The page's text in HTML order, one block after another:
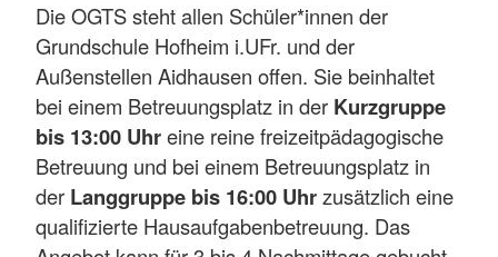
Die OGTS steht allen Schüler*innen der
Grundschule Hofheim i.UFr. und der
Außenstellen Aidhausen offen. Sie beinhaltet
bei einem Betreuungsplatz in der Kurzgruppe
bis 13:00 Uhreine reine freizeitpädagogische
Betreuung und bei einem Betreuungsplatz in
der Langgruppe bis 16:00 Uhrzusätzlich eine
qualifizierte Hausaufgabenbetreuung. Das